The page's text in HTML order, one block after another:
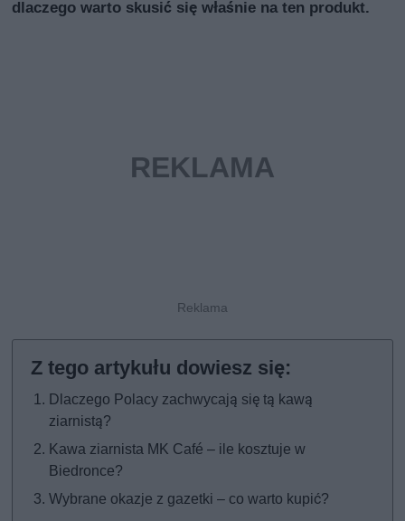
dlaczego warto skusić się właśnie na ten produkt.
Dlaczego Polacy zachwycają się tą kawą
ziarnistą?
Kawa ziarnista MK Café – ile kosztuje w
Biedronce?
Wybrane okazje z gazetki – co warto kupić?